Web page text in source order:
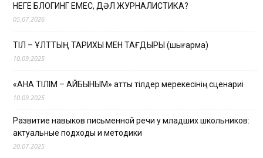
НЕГЕ БЛОГИНГ ЕМЕС, ДӘЛ ЖУРНАЛИСТИКА?
05.07.2026
ТІЛ – ҰЛТТЫҢ ТАРИХЫ МЕН ТАҒДЫРЫ (шығарма)
10.09.2025
«АНА ТІЛІМ – АЙБЫНЫМ» атты тілдер мерекесінің сценариі
10.09.2025
Развитие навыков письменной речи у младших школьников:
актуальные подходы и методики
20.07.2025